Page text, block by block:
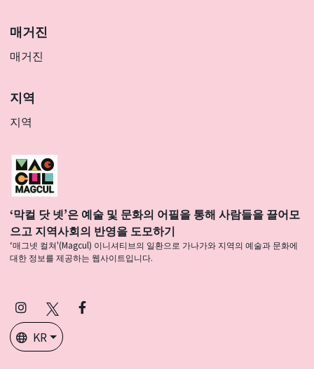
매거진
매거진
지역
지역
‘막컬 닷 넷’은 예술 및 문화의 어필을 통해 사람들을 끌어모
으고 지역사회의 반영을 도모하기
‘매그넷 컬쳐'(Magcul) 이니셔티브의 일환으로 가나가와 지역의 예술과 문화에
대한 정보를 제공하는 웹사이트입니다.
Instagram
(Twitter)
Facebook
KR